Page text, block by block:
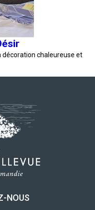
décoration chaleureuse et
NOUS